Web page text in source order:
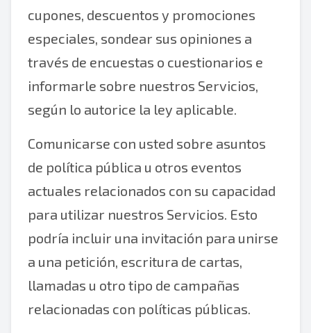
cupones, descuentos y promociones
especiales, sondear sus opiniones a
través de encuestas o cuestionarios e
informarle sobre nuestros Servicios,
según lo autorice la ley aplicable.
Comunicarse con usted sobre asuntos
de política pública u otros eventos
actuales relacionados con su capacidad
para utilizar nuestros Servicios. Esto
podría incluir una invitación para unirse
a una petición, escritura de cartas,
llamadas u otro tipo de campañas
relacionadas con políticas públicas.